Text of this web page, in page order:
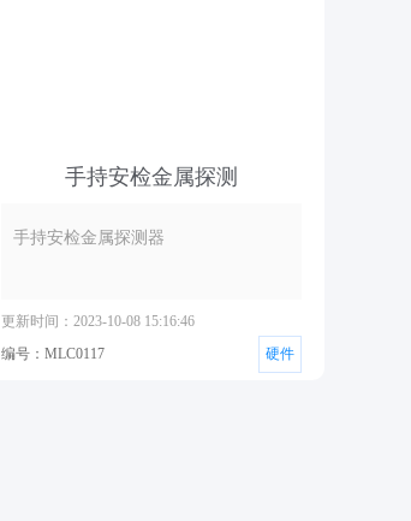
手持安检金属探测
手持安检金属探测器
更新时间：2023-10-08 15:16:46
编号：MLC0117
硬件